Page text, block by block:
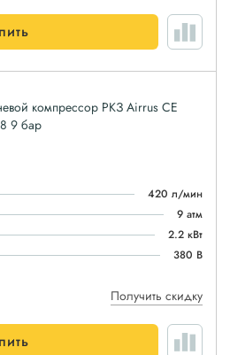
компрессор РКЗ Airrus CE
9 бар
420 л/мин
9 атм
2.2 кВт
380 В
Получить скидку